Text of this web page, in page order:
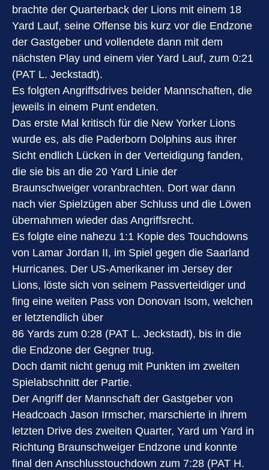
brachte der Quarterback der Lions mit einem 18
Yard Lauf, seine Offense bis kurz vor die Endzone
der Gastgeber und vollendete dann mit dem
nächsten Play und einem vier Yard Lauf, zum 0:21
(PAT L. Jeckstadt).
Es folgten Angriffsdrives beider Mannschaften, die
jeweils in einem Punt endeten.
Das erste Mal kritisch für die New Yorker Lions
wurde es, als die Paderborn Dolphins aus ihrer
Sicht endlich Lücken in der Verteidigung fanden,
die sie bis an die 20 Yard Linie der
Braunschweiger voranbrachten. Dort war dann
nach vier Spielzügen aber Schluss und die Löwen
übernahmen wieder das Angriffsrecht.
Es folgte eine nahezu 1:1 Kopie des Touchdowns
von Lamar Jordan II, im Spiel gegen die Saarland
Hurricanes. Der US-Amerikaner im Jersey der
Lions, löste sich von seinem Passverteidiger und
fing eine weiten Pass von Donovan Isom, welchen
er letztendlich über
86 Yards zum 0:28 (PAT L. Jeckstadt), bis in die
die Endzone der Gegner trug.
Doch damit nicht genug mit Punkten im zweiten
Spielabschnitt der Partie.
Der Angriff der Mannschaft der Gastgeber von
Headcoach Jason Irmscher, marschierte in ihrem
letzten Drive des zweiten Quarter, Yard um Yard in
Richtung Braunschweiger Endzone und konnte
final den Anschlusstouchdown zum 7:28 (PAT H.